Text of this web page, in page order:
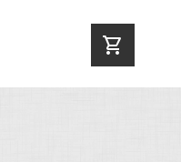
shopping_cart